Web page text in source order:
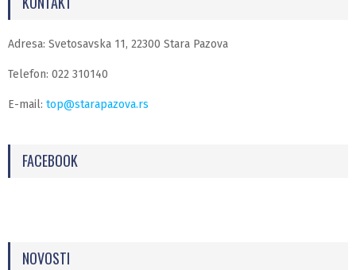
Adresa: Svetosavska 11, 22300 Stara Pazova
Telefon: 022 310140
E-mail: top@starapazova.rs
FACEBOOK
NOVOSTI